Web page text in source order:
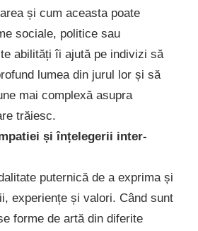
și cum aceasta poate
sociale, politice sau
abilități îi ajută pe indivizi să
lumea din jurul lor și să
mai complexă asupra
trăiesc.
și înțelegerii inter-
puternică de a exprima și
experiențe și valori. Când sunt
forme de artă din diferite